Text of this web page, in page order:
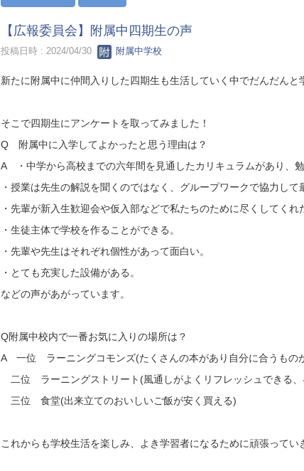
【広報委員会】附属中四期生の声
投稿日時 : 2024/04/30 附属中学校
新たに附属中に仲間入りした四期生も生活していく中でだんだんと
そこで四期生にアンケートを取ってみました！
Q 附属中に入学してよかったと思う理由は？
A ・中学から高校までの六年間を見通したカリキュラムがあり、勉
・授業は先生の解説を聞くのではなく、グループワークで協力して
・先輩が新入生歓迎会や仮入部などで私たちのため
・生徒主体で学校を作ることができる。
・先輩や先生はそれぞれ個性があって面白い。
・とても充実した設備がある。
などの声があがっています。
Q附属中校内で一番お気に入りの場所は？
A 一位 ラーニングコモンズ(たくさんの本があり自分に合うもの
二位 ラーニングストリート(風通しがよくリフレッシュできる、
三位 食堂(出来立てのおいしいご飯が安く買える)
これからも学校生活を楽しみ、よき学習者になるために頑張ってい